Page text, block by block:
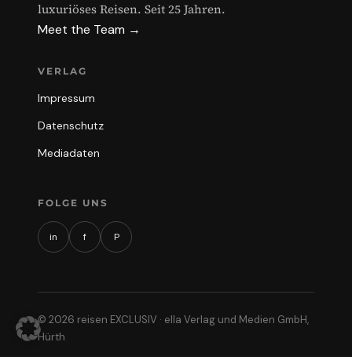
luxuriöses Reisen. Seit 25 Jahren.
Meet the Team →
VERLAG
Impressum
Datenschutz
Mediadaten
FOLGE UNS
in f P
© 2026 reisen EXCLUSIV · ella Verlag und Medien GmbH,
Hürth